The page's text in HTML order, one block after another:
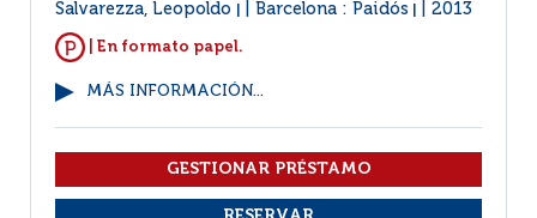
Salvarezza, Leopoldo Barcelona : Paidós 2013
| En formato papel.
MÁS INFORMACIÓN...